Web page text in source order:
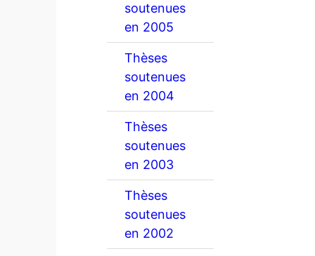
soutenues
en 2005
Thèses
soutenues
en 2004
Thèses
soutenues
en 2003
Thèses
soutenues
en 2002